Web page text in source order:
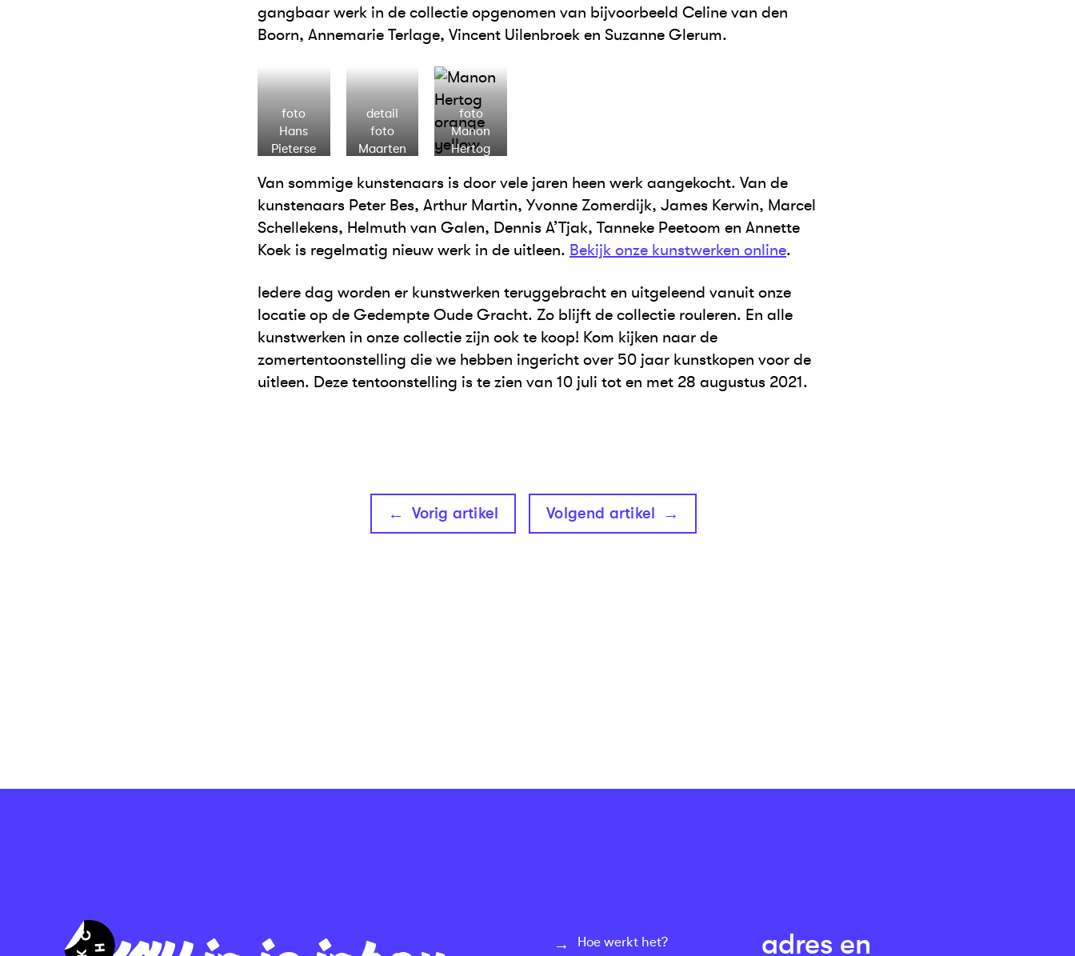
gangbaar werk in de collectie opgenomen van bijvoorbeeld Celine van den
Boorn, Annemarie Terlage, Vincent Uilenbroek en Suzanne Glerum.
foto
Hans
Pieterse
detail
foto
Maarten
foto
Manon
Hertog
Van sommige kunstenaars is door vele jaren heen werk aangekocht. Van de
kunstenaars Peter Bes, Arthur Martin, Yvonne Zomerdijk, James Kerwin, Marcel
Schellekens, Helmuth van Galen, Dennis A’Tjak, Tanneke Peetoom en Annette
Koek is regelmatig nieuw werk in de uitleen. Bekijk onze kunstwerken online.
Iedere dag worden er kunstwerken teruggebracht en uitgeleend vanuit onze
locatie op de Gedempte Oude Gracht. Zo blijft de collectie rouleren. En alle
kunstwerken in onze collectie zijn ook te koop! Kom kijken naar de
zomertentoonstelling die we hebben ingericht over 50 jaar kunstkopen voor de
uitleen. Deze tentoonstelling is te zien van 10 juli tot en met 28 augustus 2021.
Vorig artikel Volgend artikel
Hoe werkt het? adres en